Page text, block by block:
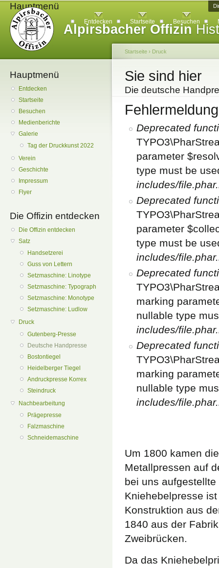
Alpirsbacher Offizin
Hauptmenü
Entdecken Startseite Besuchen
Hauptmenü
Entdecken
Startseite
Besuchen
Medienberichte
Galerie
Tag der Druckkunst 2022
Verein
Geschichte
Impressum
Flyer
Die Offizin entdecken
Die Offizin entdecken
Satz
Handsetzerei
Guss von Lettern
Setzmaschine: Linotype
Setzmaschine: Typograph
Setzmaschine: Monotype
Setzmaschine: Ludlow
Druck
Gutenberg-Presse
Deutsche Handpresse
Bostontiegel
Heidelberger Tiegel
Andruckpresse Korrex
Steindruck
Nachbearbeitung
Prägepresse
Falzmaschine
Schneidemaschine
Sie sind hier
Startseite › Druck
Die deutsche
Fehlermeldung
Deprecated
parameter
type must be
includes/
Deprecated
parameter
type must be
includes/
Deprecated
marking
nullable type
includes/
Deprecated
marking
nullable type
includes/
Um 1800 kamen
Metallpressen auf
bei uns aufgestellte
Kniehebelpresse
Konstruktion aus
1840 aus der
Zweibrücken.
Da das